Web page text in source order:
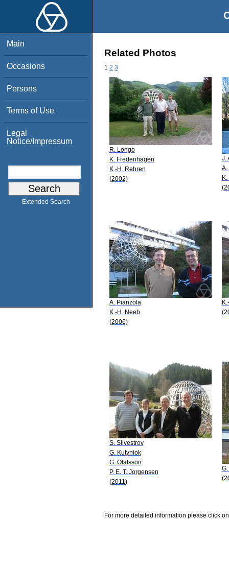
Main
Occasions
Persons
Terms of Use
Legal
Notice/Impressum
Extended Search
Related Photos
1 2 3
R. Longo
K. Fredenhagen
K.-H. Rehren
(2002)
J.
A.
A. Pianzola
K.-H. Neeb
(2006)
S. Silvestrov
G. Kutyniok
G. Olafsson
P. E. T. Jorgensen
(2011)
For more detailed information please click